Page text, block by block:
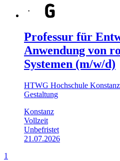
Professur für
Anwendung von
Systemen (m/w/d)
HTWG Hochschule
Gestaltung
Konstanz
Vollzeit
Unbefristet
21.07.2026
1